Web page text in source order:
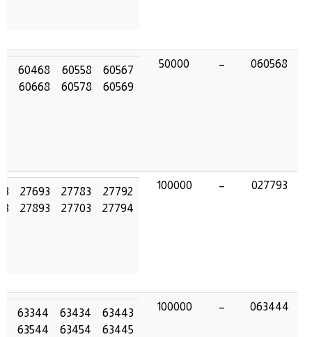
060568
–
50000
60567
60569
60558
60578
60468
60668
027793
–
100000
27792
27794
27783
27703
27693
27893
063444
–
100000
63443
63445
63434
63454
63344
63544